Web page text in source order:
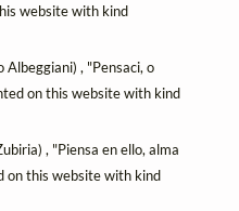
website with kind
Albeggiani) , "Pensaci, o
on this website with kind
, "Piensa en ello, alma
this website with kind